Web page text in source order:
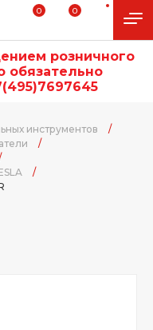
0 0
розничного
обязательно
инструментов
/
/
/